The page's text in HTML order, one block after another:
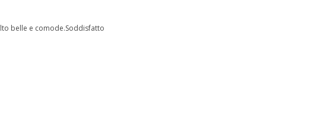
belle e comode.Soddisfatto